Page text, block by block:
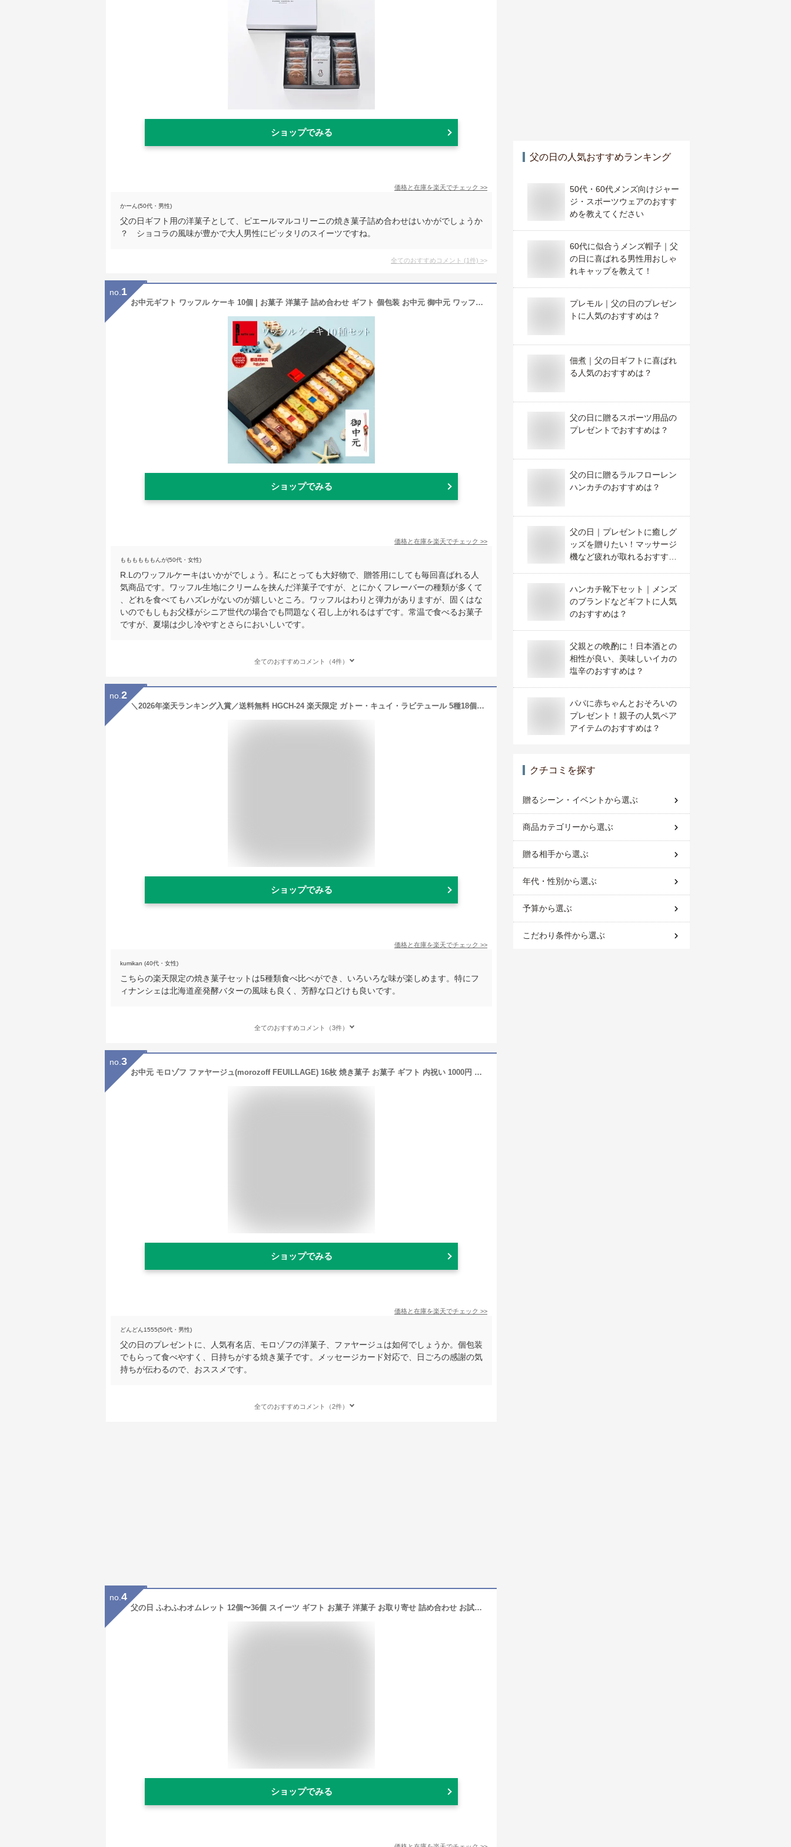
ショップでみる
価格と在庫を楽天でチェック >>
かーん(50代・男性)
父の日ギフト用の洋菓子として、ピエールマルコリーニの焼き菓子詰め合わせはいかがでしょうか
？ ショコラの風味が豊かで大人男性にピッタリのスイーツですね。
全てのおすすめコメント (1件) >
no. 1
お中元ギフト ワッフル ケーキ 10個 | お菓子 洋菓子 詰め合わせ ギフト 個包装 お中元 御中元 ワッフルケーキ スイーツ 冷凍 お取り寄せスイーツ 女性 彼女 妻 お中元スウィーツ 誕生日プレゼント ワッフルサンド かわいい おしゃれ 手土産 お礼 3000円 送料無料
ショップでみる
価格と在庫を楽天でチェック >>
ももももももんが(50代・女性)
R.Lのワッフルケーキはいかがでしょう。私にとっても大好物で、贈答用にしても毎回喜ばれる人
気商品です。ワッフル生地にクリームを挟んだ洋菓子ですが、とにかくフレーバーの種類が多くて
、どれを食べてもハズレがないのが嬉しいところ。ワッフルはわりと弾力がありますが、固くはな
いのでもしもお父様がシニア世代の場合でも問題なく召し上がれるはずです。常温で食べるお菓子
ですが、夏場は少し冷やすとさらにおいしいです。
全てのおすすめコメント（4件）
no. 2
＼2026年楽天ランキング入賞／送料無料 HGCH-24 楽天限定 ガトー・キュイ・ラビテュール 5種18個入父の日 お中元 お菓子 ギフト 詰め合わせ 手土産 内祝い お返し お礼 個包装 焼き菓子 洋菓子 スイーツ プレゼント ギフト 退職
ショップでみる
価格と在庫を楽天でチェック >>
kumikan (40代・女性)
こちらの楽天限定の焼き菓子セットは5種類食べ比べができ、いろいろな味が楽しめます。特にフ
ィナンシェは北海道産発酵バターの風味も良く、芳醇な口どけも良いです。
全てのおすすめコメント（3件）
no. 3
お中元 モロゾフ ファヤージュ(morozoff FEUILLAGE) 16枚 焼き菓子 お菓子 ギフト 内祝い 1000円 台 出産内祝い 結婚内祝い 洋菓子 スイーツ ブランド メッセージカード 誕生日プレゼント 手土産 職場 退職 お礼 個包装 日持ち 常温 香典返し お供え gws お返し 父の日
ショップでみる
価格と在庫を楽天でチェック >>
どんどん1555(50代・男性)
父の日のプレゼントに、人気有名店、モロゾフの洋菓子、ファヤージュは如何でしょうか。個包装
でもらって食べやすく、日持ちがする焼き菓子です。メッセージカード対応で、日ごろの感謝の気
持ちが伝わるので、おススメです。
全てのおすすめコメント（2件）
no. 4
父の日 ふわふわオムレット 12個〜36個 スイーツ ギフト お菓子 洋菓子 お取り寄せ 詰め合わせ お試しセット プレゼント ランキング 1位 贈り物 贈答 お祝い 誕生日 手土産 個包装 冷凍 生クリーム チョコ いちご ティラミス 大容量 送料無料 人気 可愛い ご褒美 女子会
ショップでみる
父の日 の人気おすすめランキング
50代・60代メンズ向けジャー
ジ・スポーツウェアのおすす
めを教えてください
60代に似合うメンズ帽子｜父
の日に喜ばれる男性用おしゃ
れキャップを教えて！
プレモル｜父の日のプレゼン
トに人気のおすすめは？
佃煮｜父の日ギフトに喜ばれ
る人気のおすすめは？
父の日に贈るスポーツ用品の
プレゼントでおすすめは？
父の日に贈るラルフローレン
ハンカチのおすすめは？
父の日｜プレゼントに癒しグ
ッズを贈りたい！マッサージ
機など疲れが取れるおすすめ
ハンカチ靴下セット｜メンズ
のブランドなどギフトに人気
のおすすめは？
父親との晩酌に！日本酒との
相性が良い、美味しいイカの
塩辛のおすすめは？
パパに赤ちゃんとおそろいの
プレゼント！親子の人気ペア
アイテムのおすすめは？
クチコミを探す
贈るシーン・イベントから選ぶ
商品カテゴリーから選ぶ
贈る相手から選ぶ
年代・性別から選ぶ
予算から選ぶ
こだわり条件から選ぶ